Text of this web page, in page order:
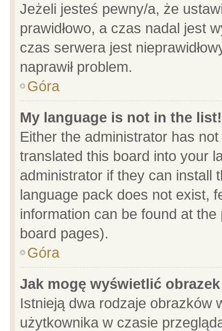
Jeżeli jesteś pewny/a, że
prawidłowo, a czas nadal jest
czas serwera jest
naprawił problem.
Góra
My language is not in the list!
Either the administrator has
translated this board into your
administrator if they can install
language pack does not exist,
information can be found at
board pages).
Góra
Jak mogę wyświetlić
Istnieją dwa rodzaje obrazków
użytkownika w czasie